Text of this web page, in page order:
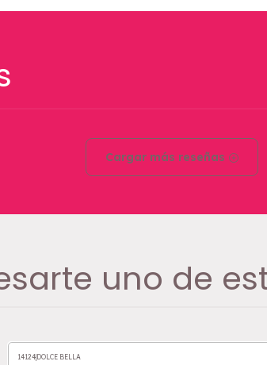
Cargar más reseñas
uno de
14124| DOLCE BELLA